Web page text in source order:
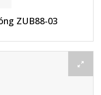
ZUB88-03